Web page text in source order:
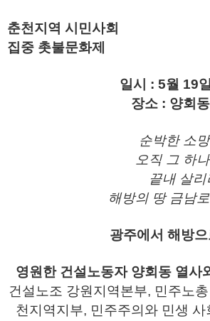
춘천지역 시민사회
집중 촛불문화제
일시 : 5월 19
장소 : 양회
순박한 소
오직 그 하
끝내 살
해방의 땅 금남
광주에서 해방
영원한 건설노동자 양회동 열사
건설노조 강원지역본부, 민주노
천지역지부, 민주주의와 민생